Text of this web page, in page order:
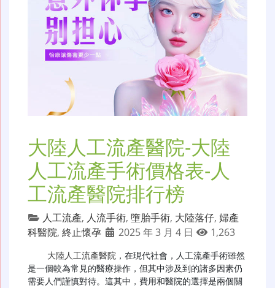
大陸人工流產醫院-大陸
人工流產手術價格表-人
工流產醫院排行榜
人工流產, 人流手術, 墮胎手術, 大陸落仔, 婦產
科醫院, 終止懷孕 2025 年 3 月 4 日 1,263
大陸人工流產醫院 ，在現代社會，人工流產手術雖然
是一個較為常見的醫療操作，但其中涉及到的諸多因素仍
需要人們謹慎對待。這其中，費用和醫院的選擇是兩個關